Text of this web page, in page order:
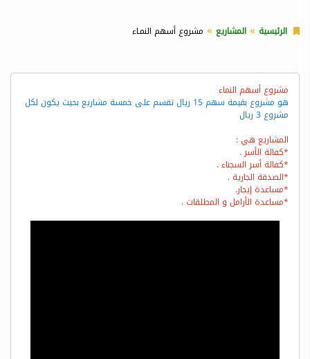
الرئيسية المشاريع مشروع أسهم النمـاء
مشروع أسهم النماء
هو مشروع بقيمة سهم 15
ريال تقسم على خمسة مشاريع بحيث يكون لكل
مشروع 3
ريال
المشاريع هي :
*كفالة الأسر .
*كفالة أسر السجناء .
*الصدقة الجارية .
*مساعدة إيجار.
*مساعدة الأرامل و المطلقات .